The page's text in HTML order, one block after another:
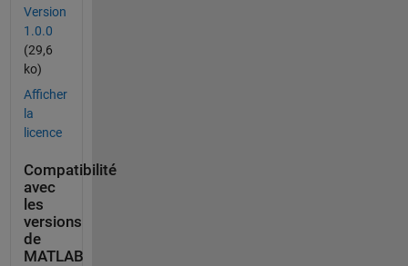
Version
1.0.0
(29,6
ko)
Afficher
la
licence
Compatibilité
avec
les
versions
de
MATLAB